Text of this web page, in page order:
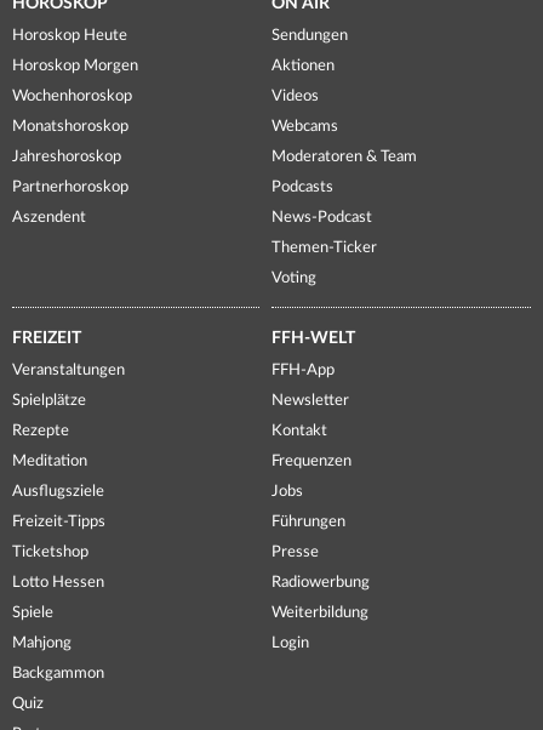
HOROSKOP
Horoskop Heute
Horoskop Morgen
Wochenhoroskop
Monatshoroskop
Jahreshoroskop
Partnerhoroskop
Aszendent
ON AIR
Sendungen
Aktionen
Videos
Webcams
Moderatoren & Team
Podcasts
News-Podcast
Themen-Ticker
Voting
FREIZEIT
Veranstaltungen
Spielplätze
Rezepte
Meditation
Ausflugsziele
Freizeit-Tipps
Ticketshop
Lotto Hessen
Spiele
Mahjong
Backgammon
Quiz
FFH-WELT
FFH-App
Newsletter
Kontakt
Frequenzen
Jobs
Führungen
Presse
Radiowerbung
Weiterbildung
Login